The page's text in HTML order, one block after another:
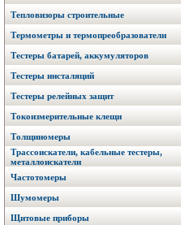
Тепловизоры строительные
Термометры и термопреобразователи
Тестеры батарей, аккумуляторов
Тестеры инсталяций
Тестеры релейных защит
Токоизмерительные клещи
Толщиномеры
Трассоискатели, кабельные тестеры,
металлоискатели
Частотомеры
Шумомеры
Щитовые приборы